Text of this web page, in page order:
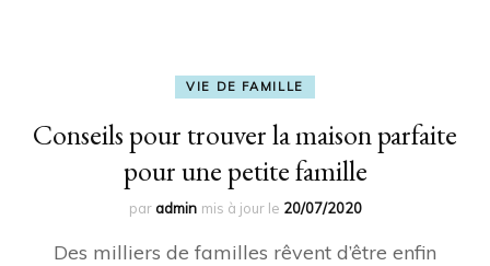
VIE DE FAMILLE
Conseils pour trouver la maison parfaite
pour une petite famille
paradmin mis à jour le 20/07/2020
Des milliers de familles rêvent d’être enfin